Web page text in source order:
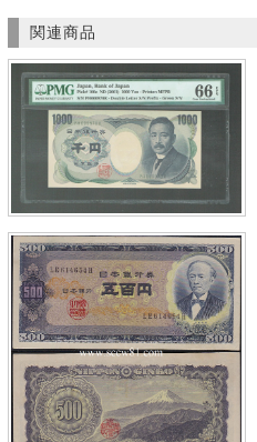
関連商品